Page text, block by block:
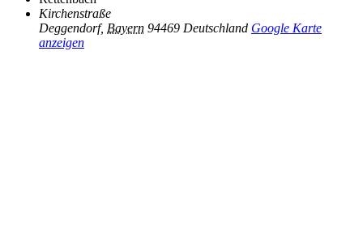
Kirchenstraße
Deggendorf, Bayern 94469 Deutschland Google Karte
anzeigen